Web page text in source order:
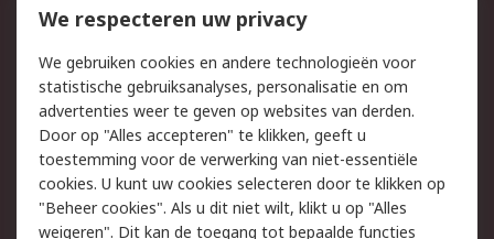
Bestellen
Inkoopoplossingen
Track & Trace
Wettelijk
Cookiebeleid
Email veiligheid
Privacybeleid
Websitevoorwaarden
We respecteren uw privacy
We gebruiken cookies en andere technologieën voor
statistische gebruiksanalyses, personalisatie en om
advertenties weer te geven op websites van derden.
Door op "Alles accepteren" te klikken, geeft u
toestemming voor de verwerking van niet-essentiële
cookies. U kunt uw cookies selecteren door te klikken op
"Beheer cookies". Als u dit niet wilt, klikt u op "Alles
weigeren". Dit kan de toegang tot bepaalde functies